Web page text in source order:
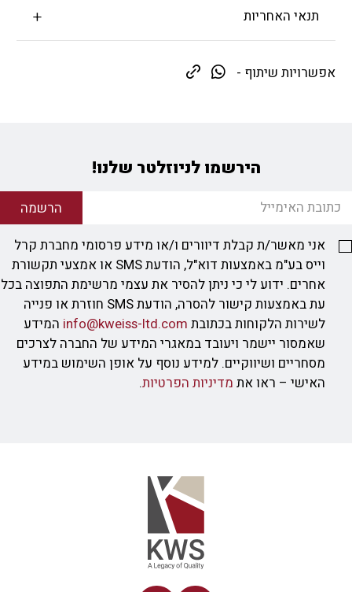
תנאי האחריות
אפשרויות שיתוף -
הירשמו לניוזלטר שלנו!
הרשמה
אני מאשר/ת קבלת דיוורים ו/או מידע פרסומי מחברת קרל
וייס בע"מ באמצעות דוא"ל, הודעת SMS או אמצעי תקשורת
אחרים. ידוע לי כי ניתן להסיר את עצמי מרשימת התפוצה בכל
עת באמצעות קישור להסרה, הודעת SMS חוזרת או פנייה
לשירות הלקוחות בכתובת info@kweiss-ltd.com המידע
שאמסור יישמר ויעובד במאגרי המידע של החברה לצרכים
מסחריים ושיווקיים. למידע נוסף על אופן השימוש במידע
האישי – ראו את מדיניות הפרטיות.